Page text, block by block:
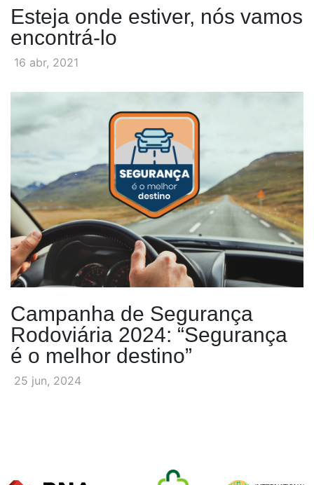
Esteja onde estiver, nós vamos
encontrá-lo
16 abr, 2021
Campanha de Segurança
Rodoviária 2024: “Segurança
é o melhor destino”
25 jun, 2024